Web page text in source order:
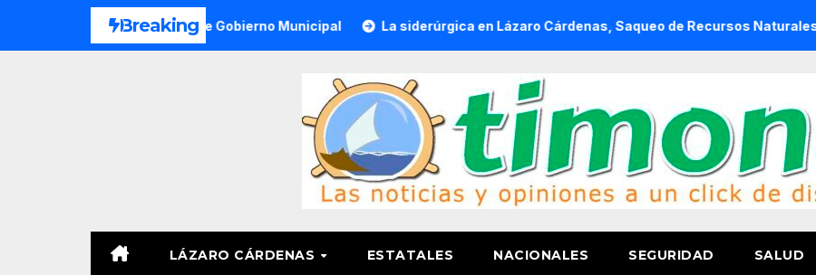
Breaking
para 2do. Informe de Gobierno Municipal La siderúrgica en Lázaro Cárdenas, Saqueo de Recursos Naturales a Cambio
LÁZARO CÁRDENAS ESTATALES NACIONALES SEGURIDAD SALUD